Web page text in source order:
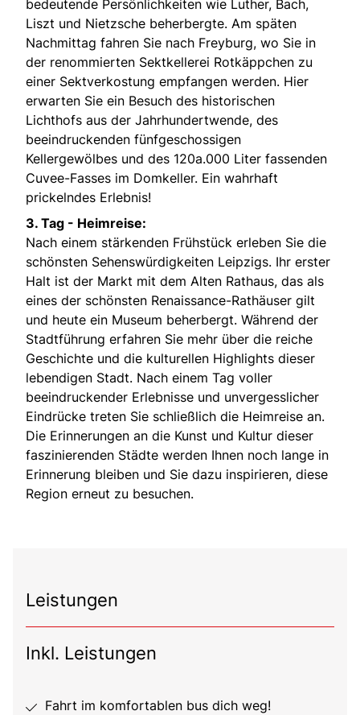
bedeutende Persönlichkeiten wie Luther, Bach,
Liszt und Nietzsche beherbergte. Am späten
Nachmittag fahren Sie nach Freyburg, wo Sie in
der renommierten Sektkellerei Rotkäppchen zu
einer Sektverkostung empfangen werden. Hier
erwarten Sie ein Besuch des historischen
Lichthofs aus der Jahrhundertwende, des
beeindruckenden fünfgeschossigen
Kellergewölbes und des 120a.000 Liter fassenden
Cuvee-Fasses im Domkeller. Ein wahrhaft
prickelndes Erlebnis!
3. Tag - Heimreise:
Nach einem stärkenden Frühstück erleben Sie die
schönsten Sehenswürdigkeiten Leipzigs. Ihr erster
Halt ist der Markt mit dem Alten Rathaus, das als
eines der schönsten Renaissance-Rathäuser gilt
und heute ein Museum beherbergt. Während der
Stadtführung erfahren Sie mehr über die reiche
Geschichte und die kulturellen Highlights dieser
lebendigen Stadt. Nach einem Tag voller
beeindruckender Erlebnisse und unvergesslicher
Eindrücke treten Sie schließlich die Heimreise an.
Die Erinnerungen an die Kunst und Kultur dieser
faszinierenden Städte werden Ihnen noch lange in
Erinnerung bleiben und Sie dazu inspirieren, diese
Region erneut zu besuchen.
Leistungen
Inkl. Leistungen
Fahrt im komfortablen bus dich weg!